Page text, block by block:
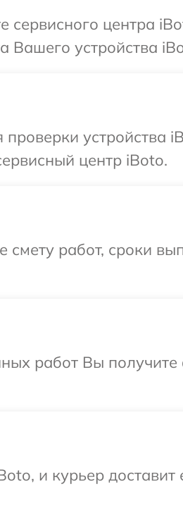
сервисного центра
Вашего устройства
устройства
центр iBoto.
работ, сроки
работ Вы
и курьер доставит